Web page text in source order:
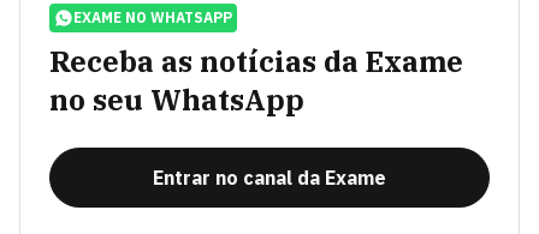
EXAME NO WHATSAPP
Receba as notícias da Exame
no seu WhatsApp
Entrar no canal da Exame